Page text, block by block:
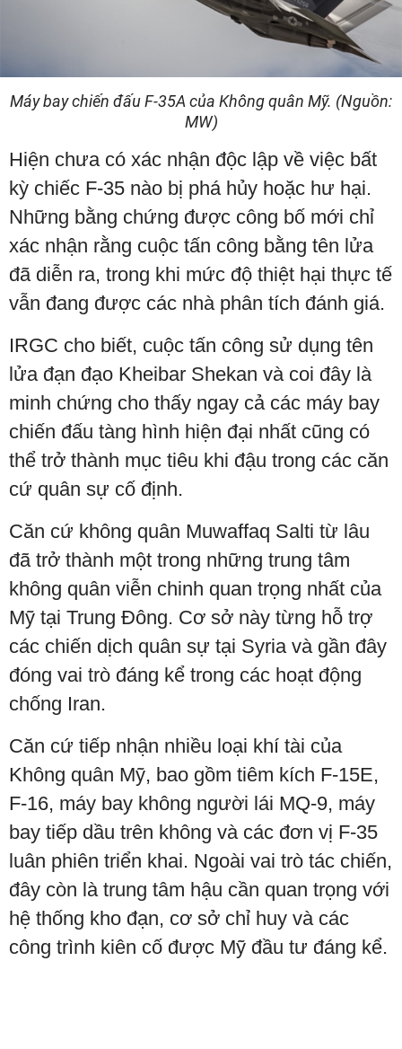
Máy bay chiến đấu F-35A của Không quân Mỹ. (Nguồn:
MW)
Hiện chưa có xác nhận độc lập về việc bất
kỳ chiếc F-35 nào bị phá hủy hoặc hư hại.
Những bằng chứng được công bố mới chỉ
xác nhận rằng cuộc tấn công bằng tên lửa
đã diễn ra, trong khi mức độ thiệt hại thực tế
vẫn đang được các nhà phân tích đánh giá.
IRGC cho biết, cuộc tấn công sử dụng tên
lửa đạn đạo Kheibar Shekan và coi đây là
minh chứng cho thấy ngay cả các máy bay
chiến đấu tàng hình hiện đại nhất cũng có
thể trở thành mục tiêu khi đậu trong các căn
cứ quân sự cố định.
Căn cứ không quân Muwaffaq Salti từ lâu
đã trở thành một trong những trung tâm
không quân viễn chinh quan trọng nhất của
Mỹ tại Trung Đông. Cơ sở này từng hỗ trợ
các chiến dịch quân sự tại Syria và gần đây
đóng vai trò đáng kể trong các hoạt động
chống Iran.
Căn cứ tiếp nhận nhiều loại khí tài của
Không quân Mỹ, bao gồm tiêm kích F-15E,
F-16, máy bay không người lái MQ-9, máy
bay tiếp dầu trên không và các đơn vị F-35
luân phiên triển khai. Ngoài vai trò tác chiến,
đây còn là trung tâm hậu cần quan trọng với
hệ thống kho đạn, cơ sở chỉ huy và các
công trình kiên cố được Mỹ đầu tư đáng kể.